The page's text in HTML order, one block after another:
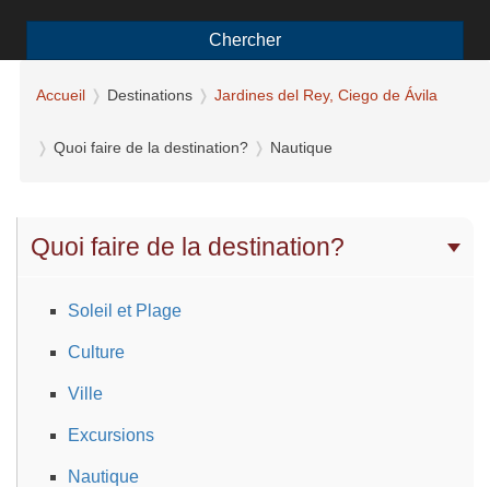
Chercher
Accueil Destinations Jardines del Rey, Ciego de Ávila
Quoi faire de la destination? Nautique
Quoi faire de la destination?
Soleil et Plage
Culture
Ville
Excursions
Nautique